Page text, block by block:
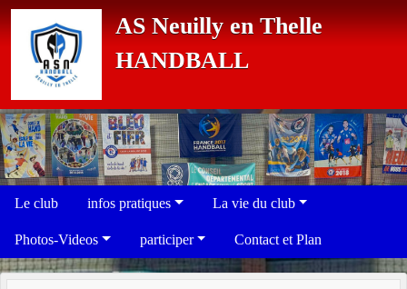
AS Neuilly en Thelle
HANDBALL
Le club infos pratiques La vie du club
Photos-Videos participer Contact et Plan
Panneau de gestion des cookies